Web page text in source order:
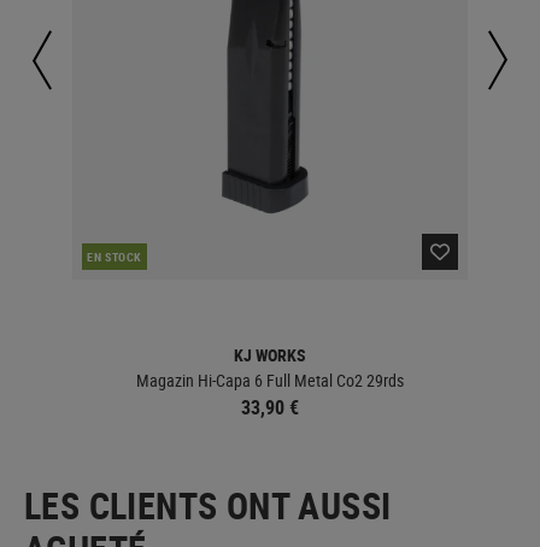
EN STOCK
KJ WORKS
Magazin Hi-Capa 6 Full Metal Co2 29rds
33,90 €
LES CLIENTS ONT AUSSI